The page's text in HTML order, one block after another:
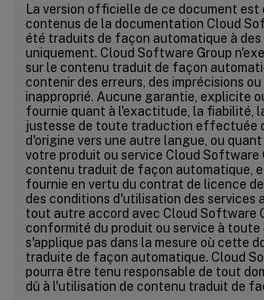
La version officielle de ce document est
contenus de la documentation Cloud
été traduits de façon automatique à
uniquement. Cloud Software Group
sur le contenu traduit de façon
contenir des erreurs, des imprécisions
inapproprié. Aucune garantie, explicite
fournie quant à l'exactitude, la fiabilité,
justesse de toute traduction effectuée
d'origine vers une autre langue, ou
votre produit ou service Cloud Software
contenu traduit de façon automatique,
fournie en vertu du contrat de licence
des conditions d'utilisation des services
tout autre accord avec Cloud Software
conformité du produit ou service à
s'applique pas dans la mesure où cette
traduite de façon automatique. Cloud
pourra être tenu responsable de tout
dû à l'utilisation de contenu traduit de